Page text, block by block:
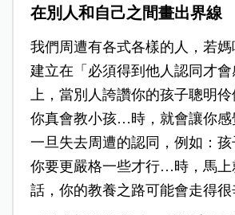
在別人和自己之間畫出界線
我們周遭有各式各樣的人，若
建立在「必須得到他人認同才會
上，當別人誇讚你的孩子聰明伶
你真會教小孩…時，就會讓你感
一旦失去周遭的認同，例如：孩
你要更嚴格一些才行…時，馬上
話，你的教養之路可能會走得很